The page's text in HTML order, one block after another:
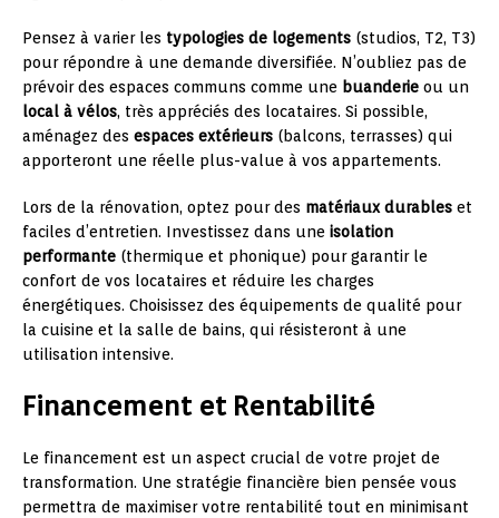
Pensez à varier les typologies de logements (studios, T2, T3)
pour répondre à une demande diversifiée. N’oubliez pas de
prévoir des espaces communs comme une buanderie ou un
local à vélos, très appréciés des locataires. Si possible,
aménagez des espaces extérieurs (balcons, terrasses) qui
apporteront une réelle plus-value à vos appartements.
Lors de la rénovation, optez pour des matériaux durables et
faciles d’entretien. Investissez dans une isolation
performante (thermique et phonique) pour garantir le
confort de vos locataires et réduire les charges
énergétiques. Choisissez des équipements de qualité pour
la cuisine et la salle de bains, qui résisteront à une
utilisation intensive.
Financement et Rentabilité
Le financement est un aspect crucial de votre projet de
transformation. Une stratégie financière bien pensée vous
permettra de maximiser votre rentabilité tout en minimisant